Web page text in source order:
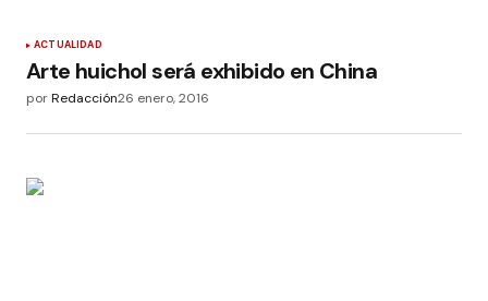
ACTUALIDAD
Arte huichol será exhibido en China
porRedacción26 enero, 2016